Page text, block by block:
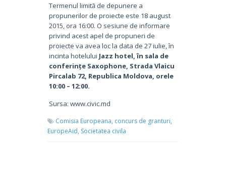
Termenul limită de depunere a
propunerilor de proiecte este 18 august
2015, ora 16:00. O sesiune de informare
privind acest apel de propuneri de
proiecte va avea loc la data de 27 iulie, în
incinta hotelului Jazz hotel, în sala de
conferințe Saxophone, Strada Vlaicu
Pircalab 72, Republica Moldova, orele
10:00 – 12:00.
Sursa: www.civic.md
Comisia Europeana, concurs de granturi,
EuropeAid, Societatea civila